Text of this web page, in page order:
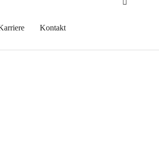
Kontakt